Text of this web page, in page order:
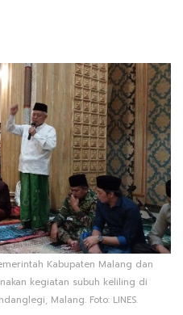
Kabupaten Malang dan
kegiatan subuh keliling di
Malang. Foto: LINES.